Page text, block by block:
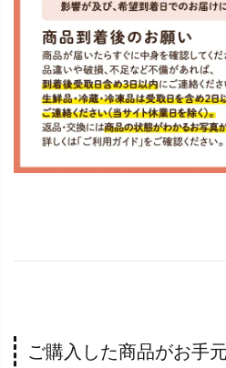
ご購入した商品がお手